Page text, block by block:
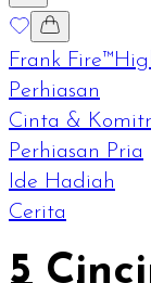
Frank Fire™
Perhiasan
Cinta &
Perhiasan Pria
Ide Hadiah
Cerita
5